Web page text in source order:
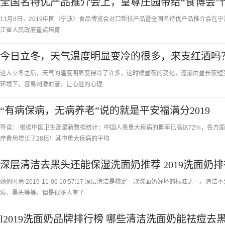
11月8日，2019中国（宁波）食品博览会对口帮扶产品暨全国名特优产品推介会在
江省人民政府重点培育
今日立冬，天气温度明显变冷的很多，来支红酒吗
进入立冬之后，天气的温度明显变得冷了许多，这时候昼夜的变化，逐渐由昼长夜
环境下，容易刺激血管，让心脏的心理
“有病保病，无病养老”说的就是平安福满分2019
导读： 根据中国卫生部最新数据统计：中国人患重大疾病的概率已高达72%，各方
疗费用增长了28倍！其中重大疾病的平均
深层清洁去黑头还能保湿洗面奶推荐 2019洗面奶
她他时尚 2019-11-06 10:57:17 深层清洁是核定一款洗面奶好坏的标准之一。清洁
痘、黑头等等。但是很多人有了
l2019洗面奶品牌排行榜 哪些清洁洗面奶能祛痘去